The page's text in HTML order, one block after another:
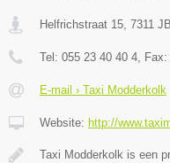
Helfrichstraat 15, 7311 JB
Tel: 055 23 40 40 4, Fax:
E-mail › Taxi Modderkolk
Website: http://
Taxi Modderkolk is een